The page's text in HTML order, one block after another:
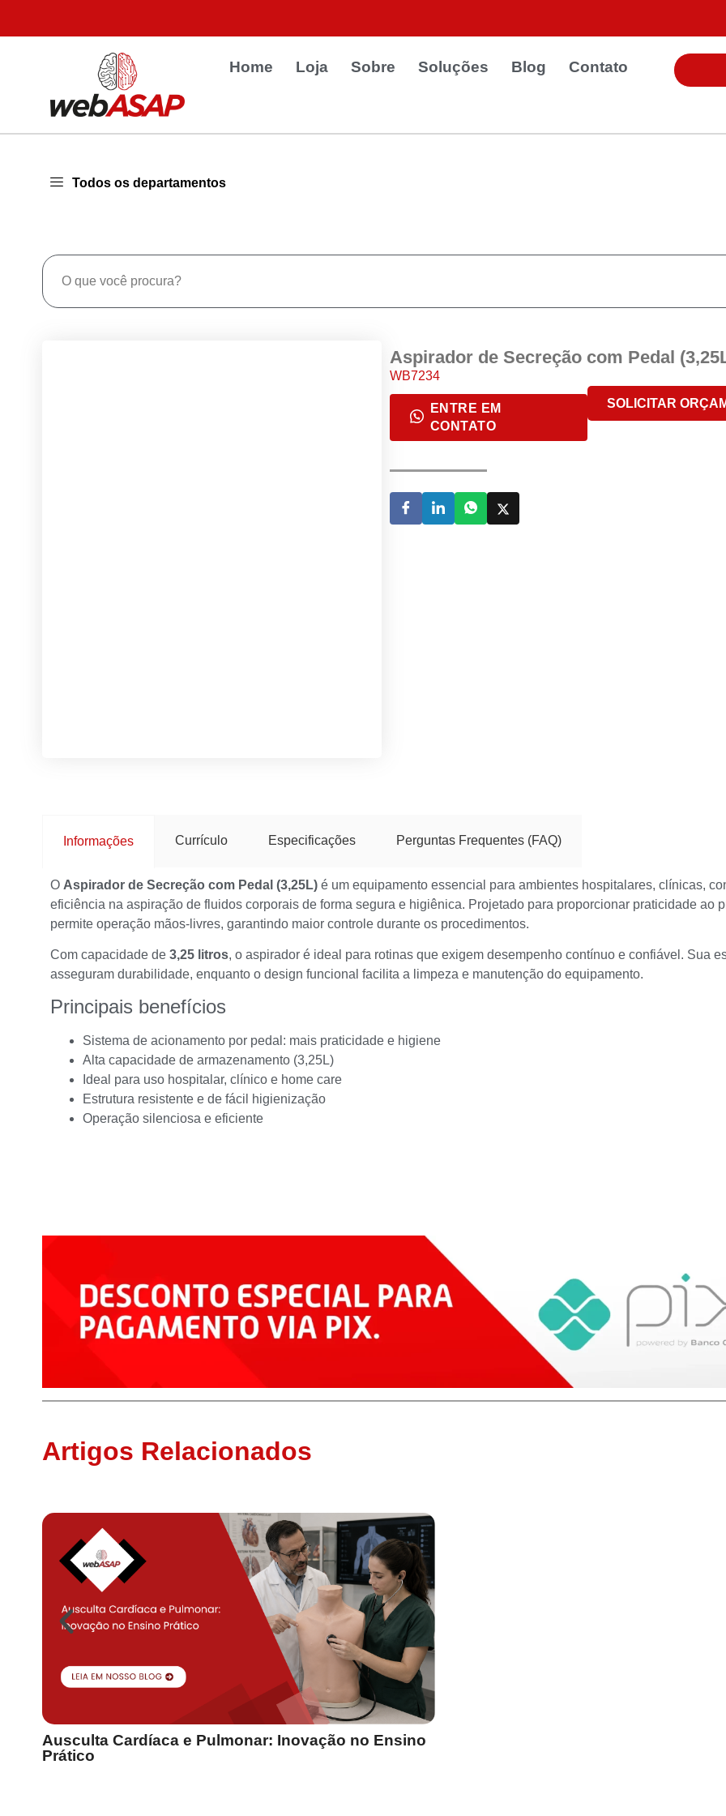
Home Loja Sobre Soluções Blog Contato
Todos os departamentos
Aspirador de Secreção com Pedal
WB7234
ENTRE EM
CONTATO
SOLICITAR
Informações Currículo Especificações Perguntas Frequentes (FAQ)
O Aspirador de Secreção com Pedal (3,25L) é um equipamento essencial para ambientes hospitalares, clínicas,
eficiência na aspiração de fluidos corporais de forma segura e higiênica. Projetado para proporcionar praticidade ao
permite operação mãos-livres, garantindo maior controle durante os procedimentos.
Com capacidade de 3,25 litros, o aspirador é ideal para rotinas que exigem desempenho contínuo e confiável. Sua
asseguram durabilidade, enquanto o design funcional facilita a limpeza e manutenção do equipamento.
Principais benefícios
Sistema de acionamento por pedal: mais praticidade e higiene
Alta capacidade de armazenamento (3,25L)
Ideal para uso hospitalar, clínico e home care
Estrutura resistente e de fácil higienização
Operação silenciosa e eficiente
Artigos Relacionados
Ausculta Cardíaca e Pulmonar: Inovação no Ensino
Prático